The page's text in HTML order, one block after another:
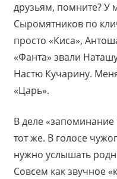
друзьям, помните? У
Сыромятников по
просто «Киса»,
«Фанта» звали
Настю Кучарину.
«Царь».
В деле
тот же. В голосе
нужно услышать
Совсем как звучное